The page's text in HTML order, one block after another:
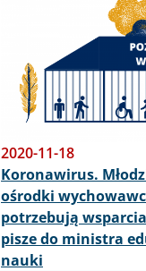
2020-11-18
Koronawirus.
ośrodki
potrzebują
pisze do ministra
nauki